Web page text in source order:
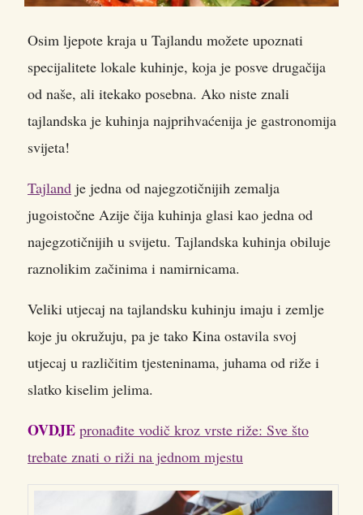
Osim ljepote kraja u Tajlandu možete upoznati
specijalitete lokale kuhinje, koja je posve drugačija
od naše, ali itekako posebna. Ako niste znali
tajlandska je kuhinja najprihvaćenija je gastronomija
svijeta!
Tajland je jedna od najegzotičnijih zemalja
jugoistočne Azije čija kuhinja glasi kao jedna od
najegzotičnijih u svijetu. Tajlandska kuhinja obiluje
raznolikim začinima i namirnicama.
Veliki utjecaj na tajlandsku kuhinju imaju i zemlje
koje ju okružuju, pa je tako Kina ostavila svoj
utjecaj u različitim tjesteninama, juhama od riže i
slatko kiselim jelima.
OVDJE pronađite vodič kroz vrste riže: Sve što
trebate znati o riži na jednom mjestu